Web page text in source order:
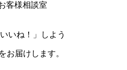
客様相談室
いね！」しよう
お届けします。